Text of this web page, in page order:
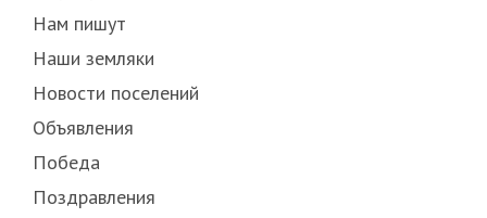
Нам пишут
Наши земляки
Новости поселений
Объявления
Победа
Поздравления